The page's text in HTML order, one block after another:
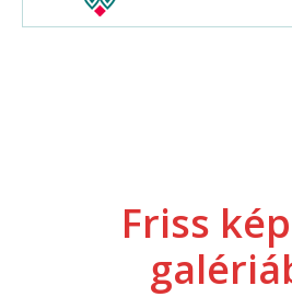
Friss